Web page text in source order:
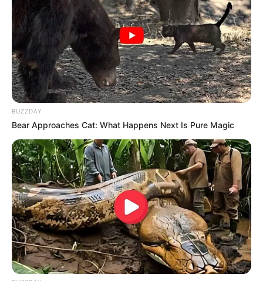
-G
📈 Pautas que refletem a realidade da categoria
AAposentadoria Especialreconhece os riscos e a dedicação dos
agentes, enquanto aDesprecarizaçãobusca corrigir a exclusão de
milhares que ainda atuam sem vínculo efetivo. APEC 18/2022
propõe piso de três salários mínimos para quem possui formação
técnica, valorizando a qualificação profissional.
BUZZDAY
Bear Approaches Cat: What Happens Next Is Pure Magic